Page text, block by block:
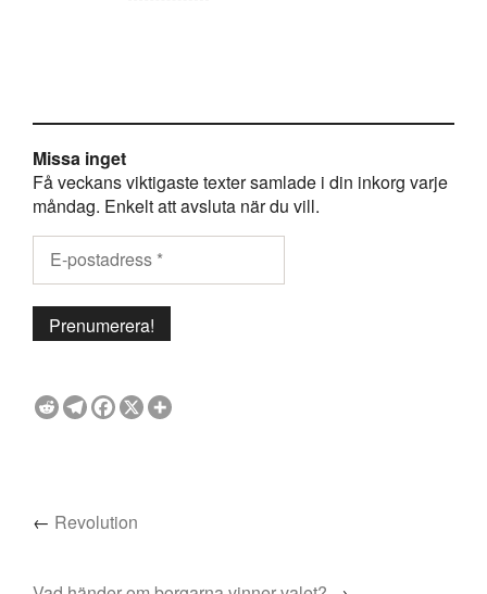
Missa inget
Få veckans viktigaste texter samlade i din inkorg varje
måndag. Enkelt att avsluta när du vill.
← Revolution